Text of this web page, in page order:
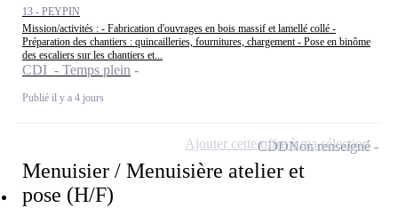
13 - PEYPIN
Mission/activités : - Fabrication d'ouvrages en bois massif et lamellé collé -
Préparation des chantiers : quincailleries, fournitures, chargement - Pose en binôme
des escaliers sur les chantiers et...
CDI - Temps plein
Publié il y a 4 jours
Menuisier / Menuisière atelier et
pose (H/F)
CDDNon renseigné
Ajouter cette offre à ma sélection